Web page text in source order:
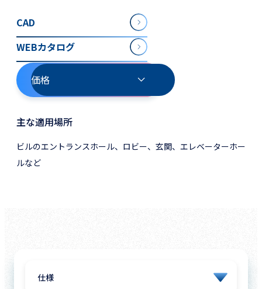
CAD
WEBカタログ
価格
主な適用場所
ビルのエントランスホール、ロビー、玄関、エレベーターホー
ルなど